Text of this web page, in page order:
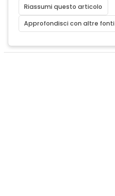
Riassumi questo articolo
Approfondisci con altre fonti